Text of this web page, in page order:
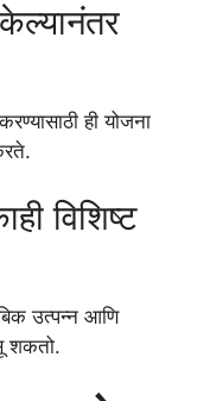
ही योजना
विशिष्ट
उत्पन्न आणि
शकतो.